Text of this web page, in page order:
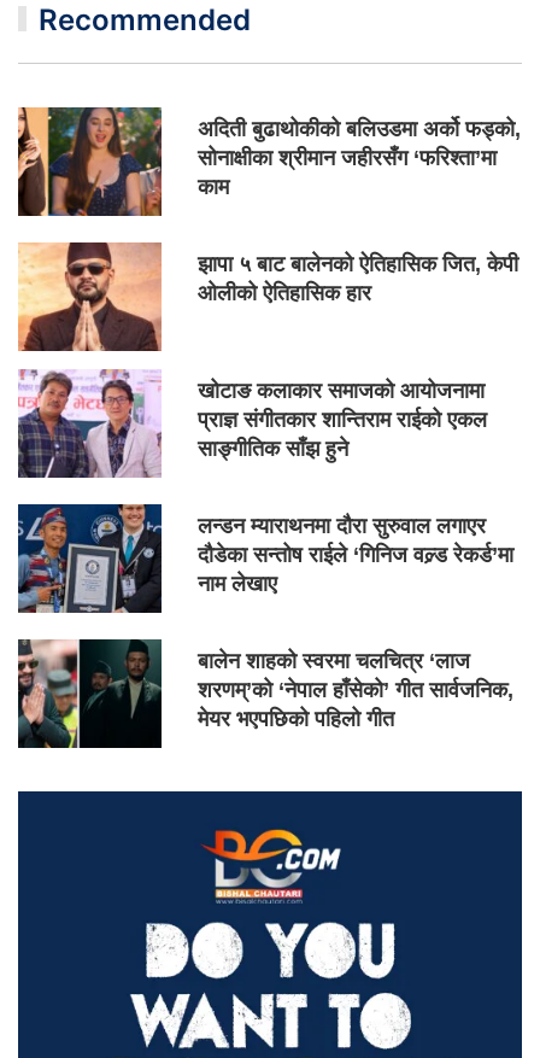
Recommended
अदिती बुढाथोकीको बलिउडमा अर्को फड्को,
सोनाक्षीका श्रीमान जहीरसँग ‘फरिश्ता’मा
काम
झापा ५ बाट बालेनको ऐतिहासिक जित, केपी
ओलीको ऐतिहासिक हार
खोटाङ कलाकार समाजको आयोजनामा
प्राज्ञ संगीतकार शान्तिराम राईको एकल
साङ्गीतिक साँझ हुने
लन्डन म्याराथनमा दौरा सुरुवाल लगाएर
दौडेका सन्तोष राईले ‘गिनिज वल्र्ड रेकर्ड’मा
नाम लेखाए
बालेन शाहको स्वरमा चलचित्र ‘लाज
शरणम्’को ‘नेपाल हाँसेको’ गीत सार्वजनिक,
मेयर भएपछिको पहिलो गीत